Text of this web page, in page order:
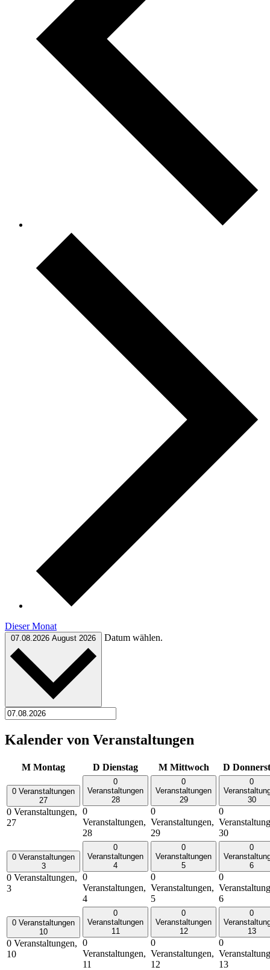
Dieser Monat
07.08.2026 August 2026 Datum wählen.
Kalender von Veranstaltungen
M Montag D Dienstag M Mittwoch D
0 Veranstaltungen
27
0 Veranstaltungen,
27
0
Veranstaltungen
28
0
Veranstaltungen,
28
0
Veranstaltungen
29
0
Veranstaltungen,
29
0
30
0
30
0 Veranstaltungen
3
0 Veranstaltungen,
3
0
Veranstaltungen
4
0
Veranstaltungen,
4
0
Veranstaltungen
5
0
Veranstaltungen,
5
0
6
0
6
0 Veranstaltungen
10
0 Veranstaltungen,
10
0
Veranstaltungen
11
0
Veranstaltungen,
11
0
Veranstaltungen
12
0
Veranstaltungen,
12
0
13
0
13